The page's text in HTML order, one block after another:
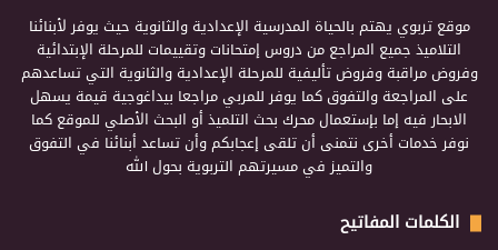
موقع تربوي يهتم بالحياة المدرسية الإعدادية والثانوية حيث يوفر لأبنائنا
التلاميذ جميع المراجع من دروس إمتحانات وتقييمات للمرحلة الإبتدائية
وفروض مراقبة وفروض تأليفية للمرحلة الإعدادية والثانوية التي تساعدهم
على المراجعة والتفوق كما يوفر للمربي مراجعا بيداغوجية قيمة يسهل
الابحار فيه إما بإستعمال محرك بحث التلميذ أو البحث الأصلي للموقع كما
نوفر خدمات أخرى نتمنى أن تلقى إعجابكم وأن تساعد أبنائنا في التفوق
والتميز في مسيرتهم التربوية بحول الله
الكلمات المفاتيح